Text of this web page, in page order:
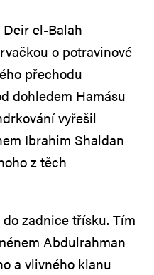
el-Balah
o potravinové
přechodu
dohledem Hamásu
vyřešil
Ibrahim Shaldan
z těch
zadnice třísku. Tím
Abdulrahman
a vlivného klanu